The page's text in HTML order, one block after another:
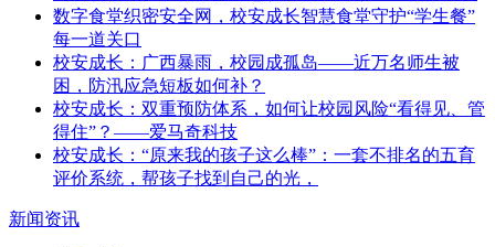
数字食堂织密安全网，校安成长智慧食堂守护“学生餐”
每一道关口
校安成长：广西暴雨，校园成孤岛——近万名师生被
困，防汛应急短板如何补？
校安成长：双重预防体系，如何让校园风险“看得见、管
得住”？——爱马奇科技
校安成长：“原来我的孩子这么棒”：一套不排名的五育
评价系统，帮孩子找到自己的光，
新闻资讯